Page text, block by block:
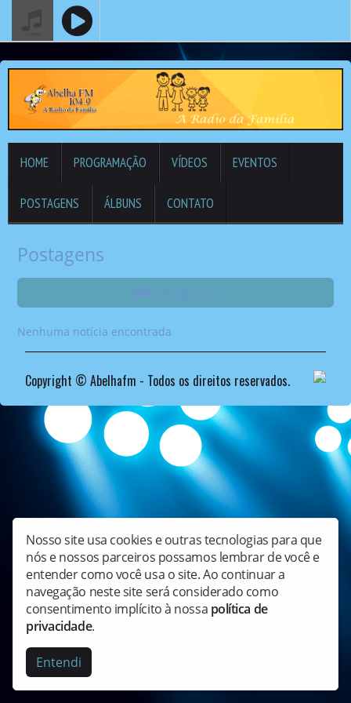
HOME PROGRAMAÇÃO VÍDEOS EVENTOS
POSTAGENS ÁLBUNS CONTATO
Postagens
Nenhuma notícia encontrada
Copyright © Abelhafm - Todos os direitos reservados.
Nosso site usa cookies e outras tecnologias para que
nós e nossos parceiros possamos lembrar de você e
entender como você usa o site. Ao continuar a
navegação neste site será considerado como
consentimento implícito à nossa política de
privacidade.
Entendi